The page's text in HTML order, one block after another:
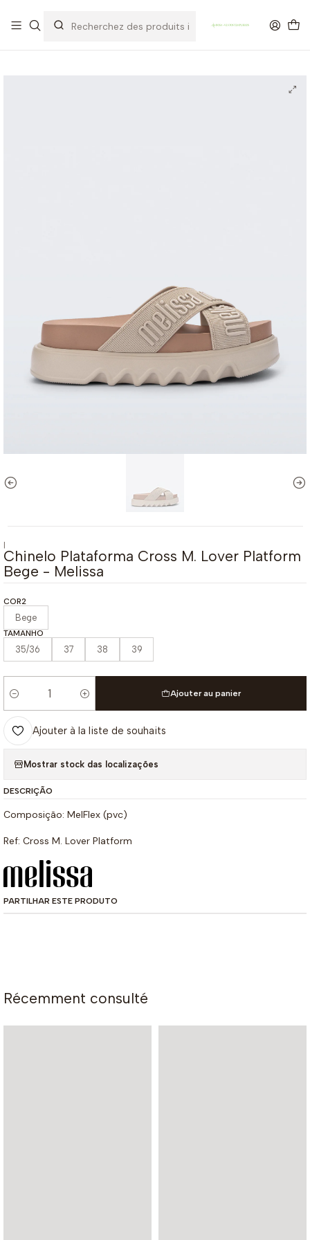
OFERTA DE PORTES DE ENVIO em compras para Portugal superiores a
80€ de artigos sem promoção
|
Chinelo Plataforma Cross M. Lover Platform
Bege - Melissa
COR2
Bege
TAMANHO
35/36 37 38 39
Quantité
Ajouter au panier
Ajouter à la liste de souhaits
Mostrar stock das localizações
DESCRIÇÃO
Composição: MelFlex (pvc)
Ref: Cross M. Lover Platform
PARTILHAR ESTE PRODUTO
Récemment consulté